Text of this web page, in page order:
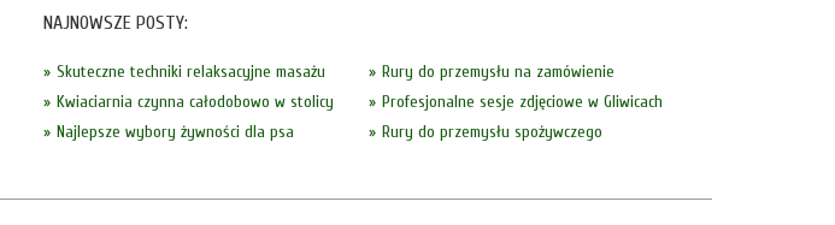
NAJNOWSZE POSTY:
Rury do przemysłu na zamówienie
Skuteczne techniki relaksacyjne masażu
Profesjonalne sesje zdjęciowe w Gliwicach
Kwiaciarnia czynna całodobowo w stolicy
Rury do przemysłu spożywczego
Najlepsze wybory żywności dla psa